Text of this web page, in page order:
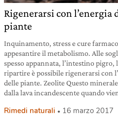
Rigenerarsi con l’energia
piante
Inquinamento, stress e cure
appesantire il metabolismo. Alle
spesso appannata, l’intestino
ripartire è possibile rigenerarsi con
delle piante. Zeolite Questo
dalla lava incandescente quando
Rimedi naturali 16 marzo 2017